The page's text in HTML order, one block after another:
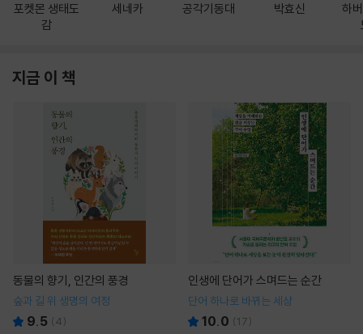
포켓몬 생태도
감
세네카 공각기동대 박효신
하
지금 이 책
동물의 향기, 인간의 풍경
숲과 길 위 생명의 여정
9.5 (4)
인생에 단어가 스며드는 순간
단어 하나로 바뀌는 세상
10.0 (17)